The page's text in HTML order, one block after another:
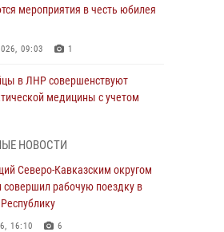
мероприятия в честь юбилея
09:03 1
в ЛНР совершенствуют
медицины с учетом
Управления Росгвардии по
Калмыкия исполнилось 20 лет
07:00
НОВОСТИ
Северо-Кавказским округом
совершил рабочую поездку в
16:10 6